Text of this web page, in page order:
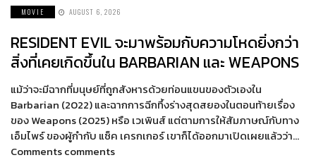
MOVIE AUGUST 6, 2026
RESIDENT EVIL จะมาพร้อมกับความโหดยิ่งกว่า
สิ่งที่เคยเกิดขึ้นใน BARBARIAN และ WEAPONS
แม้ว่าจะมีฉากที่มนุษย์ที่ถูกสังหารด้วยท่อนแขนของตัวเองใน
Barbarian (2022) และฉากการฉีกทึ้งร่างสุดสยองในตอนท้ายเรื่อง
ของ Weapons (2025) หรือ เวเพินส์ แต่ตามการให้สัมภาษณ์กับทาง
เอ็มไพร์ ของผู้กำกับ แซ็ค เครกเกอร์ เขาก็ได้ออกมาเปิดเผยแล้วว่า…
Comments comments